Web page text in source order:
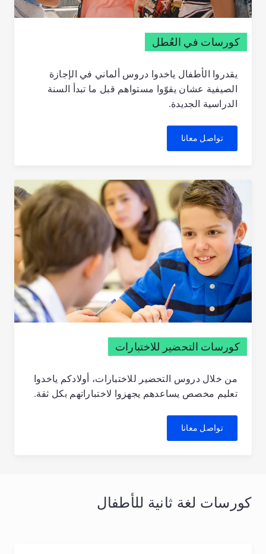
كورسات في العُطل
يقدروا الأطفال ياخدوا دروس ألماني في الإجازة
الصيفية عشان يقوّوا مستواهم قبل ما تبدأ السنة
الدراسية الجديدة.
تواصل معانا
كورسات التحضير للاختبارات
من خلال دروس التحضير للاختبارات، أولادكم ياخدوا
تعليم مخصص يساعدهم يجهزوا لاختباراتهم بكل ثقة.
تواصل معانا
كورسات لغة ثانية للأطفال